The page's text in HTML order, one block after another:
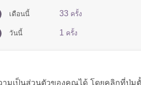
เดือนนี้ 33 ครั้ง
วันนี้ 1 ครั้ง
มเป็นส่วนตัวของคุณได้ โดยคลิกที่ปุ่ม